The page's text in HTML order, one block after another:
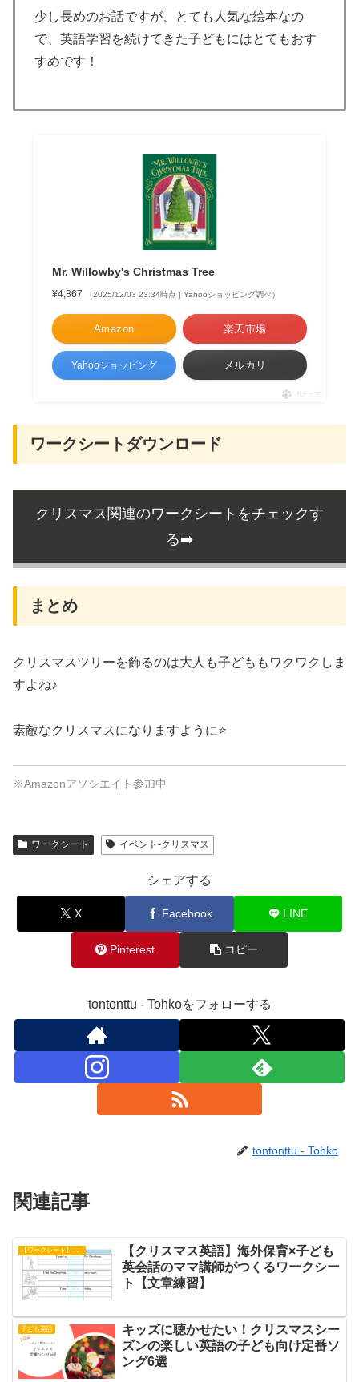
少し長めのお話ですが、とても人気な絵本なの
で、英語学習を続けてきた子どもにはとてもおす
すめです！
Mr. Willowby's Christmas Tree
¥4,867 （2025/12/03 23:34時点 | Yahooショッピング調べ）
Amazon 楽天市場
Yahooショッピング メルカリ
ポチップ
ワークシートダウンロード
クリスマス関連のワークシートをチェックす
る➡️
まとめ
クリスマスツリーを飾るのは大人も子どももワクワクしま
すよね♪
素敵なクリスマスになりますように⭐️
※Amazonアソシエイト参加中
ワークシート イベント-クリスマス
シェアする
X Facebook LINE
Pinterest コピー
tontonttu - Tohkoをフォローする
tontonttu - Tohko
関連記事
【ワークシート】文章練習
【クリスマス英語】海外保育×子ども
英会話のママ講師がつくるワークシー
ト【文章練習】
子ども英語
キッズに聴かせたい！クリスマスシー
ズンの楽しい英語の子ども向け定番ソ
ング6選